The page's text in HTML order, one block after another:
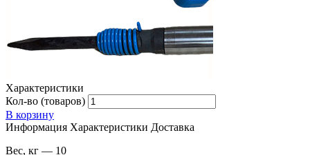
Характеристики
Кол-во (товаров)
В корзину
Информация Характеристики Доставка
Вес, кг — 10